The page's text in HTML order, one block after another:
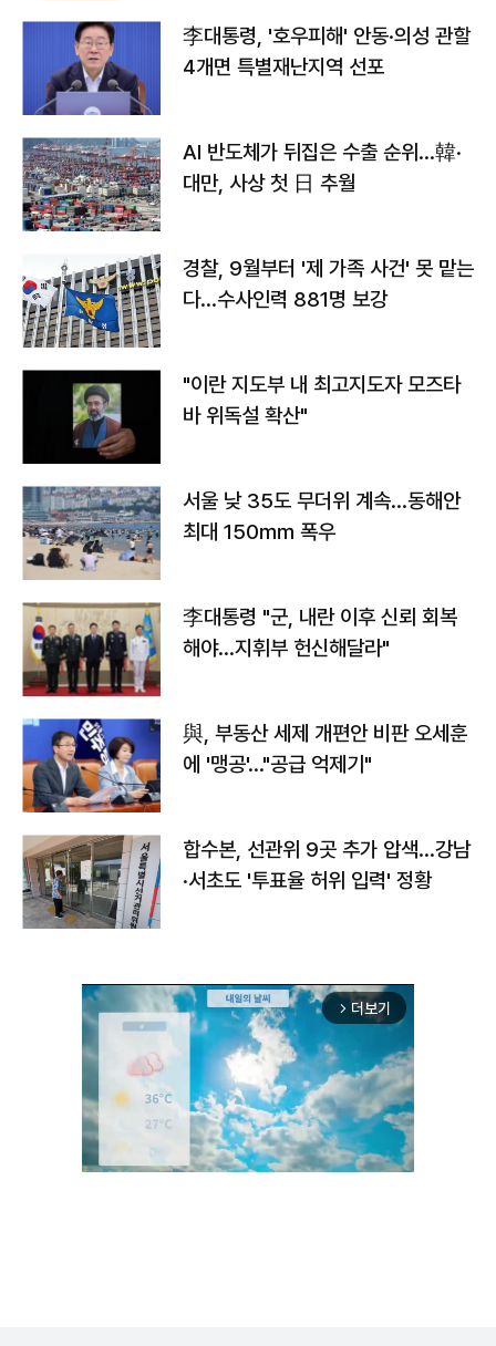
李대통령, '호우피해' 안동·의성 관할
4개면 특별재난지역 선포
AI 반도체가 뒤집은 수출 순위…韓·
대만, 사상 첫 日 추월
경찰, 9월부터 '제 가족 사건' 못 맡는
다…수사인력 881명 보강
"이란 지도부 내 최고지도자 모즈타
바 위독설 확산"
서울 낮 35도 무더위 계속…동해안
최대 150㎜ 폭우
李대통령 "군, 내란 이후 신뢰 회복
해야…지휘부 헌신해달라"
與, 부동산 세제 개편안 비판 오세훈
에 '맹공'…"공급 억제기"
합수본, 선관위 9곳 추가 압색…강남
·서초도 '투표율 허위 입력' 정황
arrow_forward_ios 더보기